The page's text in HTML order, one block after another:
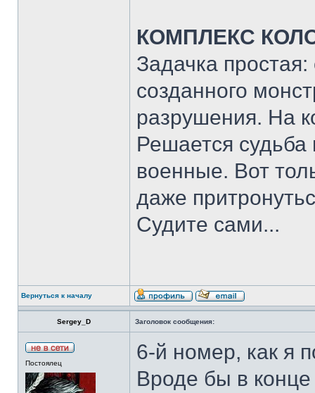
КОМПЛЕКС
Задачка простая:
созданного
разрушения. На
Решается
военные. Вот
даже
Судите сами...
Вернуться к началу
Sergey_D Заголовок сообщения:
Постоялец
6-й номер, как я
Вроде бы в